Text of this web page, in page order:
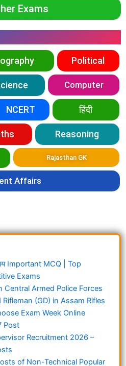
Exams
Political
Computer
NCERT हिंदी
Reasoning
Rajasthan GK
Affairs
Important MCQ | Top
Exams
Central Armed Police Forces
(GD) in Assam Rifles
Exam Week Online
Post
Recruitment 2026 –
of Non-Technical Popular